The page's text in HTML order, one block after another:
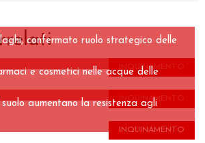
INQUINAMENTO
confermato ruolo strategico delle
INQUINAMENTO
e cosmetici nelle acque delle
INQUINAMENTO
aumentano la resistenza agli